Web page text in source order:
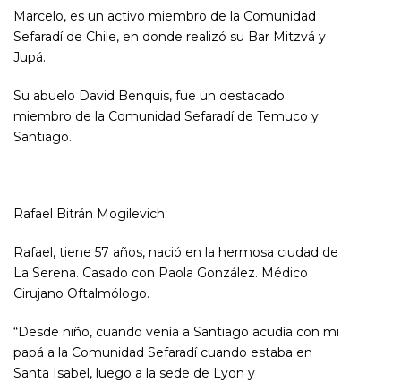
Marcelo, es un activo miembro de la Comunidad
Sefaradí de Chile, en donde realizó su Bar Mitzvá y
Jupá.
Su abuelo David Benquis, fue un destacado
miembro de la Comunidad Sefaradí de Temuco y
Santiago.
Rafael Bitrán Mogilevich
Rafael, tiene 57 años, nació en la hermosa ciudad de
La Serena. Casado con Paola González. Médico
Cirujano Oftalmólogo.
“Desde niño, cuando venía a Santiago acudía con mi
papá a la Comunidad Sefaradí cuando estaba en
Santa Isabel, luego a la sede de Lyon y